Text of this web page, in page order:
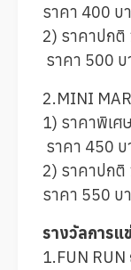
ราคา 400 บ
2) ราคาปก
ราคา 500 บ
2.MINI
1) ราคาพิเ
ราคา 450 บ
2) ราคาปก
ราคา 550 บ
รางวัลการแ
1.FUN